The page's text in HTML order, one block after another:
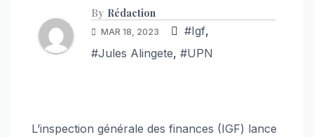
By Rédaction
MAR 18, 2023 #Igf,
#Jules Alingete, #UPN
L’inspection générale des finances (IGF) lance